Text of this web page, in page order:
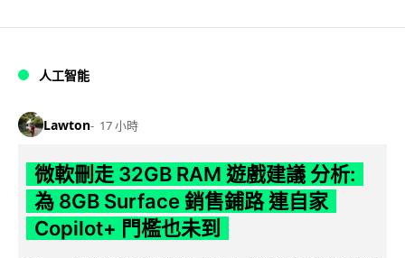
人工智能
Lawton 17 小時
微軟刪走 32GB RAM 遊戲建議 分析:
為 8GB Surface 銷售鋪路 連自家
Copilot+ 門檻也未到